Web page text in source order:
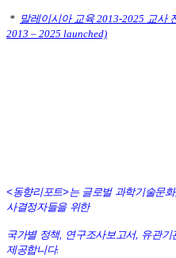
* 말레이시아 교육 2013-2025 교사
2013 – 2025 launched)
<동향리포트>는 글로벌 과학기술문
사결정자들을 위한
국가별 정책, 연구조사보고서, 유관
제공합니다.